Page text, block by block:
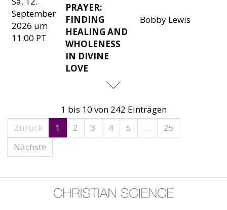
September
2026 um
11:00 PT
PRAYER:
FINDING
HEALING AND
WHOLENESS
IN DIVINE
LOVE
Bobby Lewis
1 bis 10 von 242 Einträgen
Zurück
1 2 3 4 5 …
25
Nächste